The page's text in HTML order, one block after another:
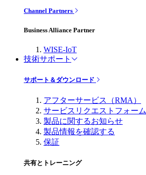
Channel Partners
Business Alliance Partner
WISE-IoT
技術サポート
サポート＆ダウンロード
アフターサービス（RMA）
サービスリクエストフォーム
製品に関するお知らせ
製品情報を確認する
保証
共有とトレーニング